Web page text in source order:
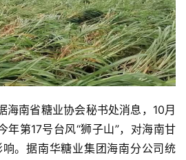
海南省糖业协会秘书处消息，10月
年第17号台风“狮子山”，对海南甘
。据南华糖业集团海南分公司统